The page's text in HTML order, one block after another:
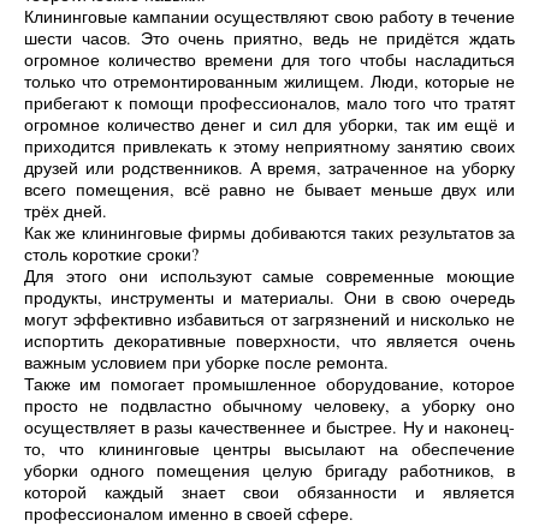
Клининговые кампании осуществляют свою работу в течение
шести часов. Это очень приятно, ведь не придётся ждать
огромное количество времени для того чтобы насладиться
только что отремонтированным жилищем. Люди, которые не
прибегают к помощи профессионалов, мало того что тратят
огромное количество денег и сил для уборки, так им ещё и
приходится привлекать к этому неприятному занятию своих
друзей или родственников. А время, затраченное на уборку
всего помещения, всё равно не бывает меньше двух или
трёх дней.
Как же клининговые фирмы добиваются таких результатов за
столь короткие сроки?
Для этого они используют самые современные моющие
продукты, инструменты и материалы. Они в свою очередь
могут эффективно избавиться от загрязнений и нисколько не
испортить декоративные поверхности, что является очень
важным условием при уборке после ремонта.
Также им помогает промышленное оборудование, которое
просто не подвластно обычному человеку, а уборку оно
осуществляет в разы качественнее и быстрее. Ну и наконец-
то, что клининговые центры высылают на обеспечение
уборки одного помещения целую бригаду работников, в
которой каждый знает свои обязанности и является
профессионалом именно в своей сфере.